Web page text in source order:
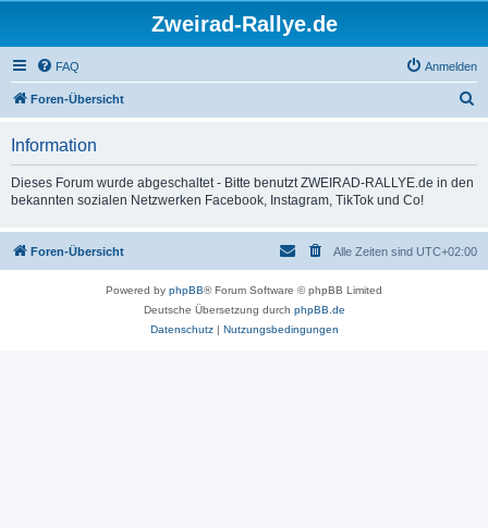
Zweirad-Rallye.de
FAQ Anmelden
Foren-Übersicht
Information
Dieses Forum wurde abgeschaltet - Bitte benutzt ZWEIRAD-RALLYE.de in den
bekannten sozialen Netzwerken Facebook, Instagram, TikTok und Co!
Foren-Übersicht Alle Zeiten sind UTC+02:00
Powered by phpBB® Forum Software © phpBB Limited
Deutsche Übersetzung durch phpBB.de
Datenschutz| Nutzungsbedingungen